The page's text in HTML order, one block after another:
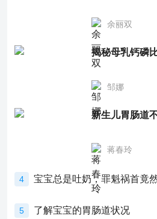
余丽双
揭秘母乳钙磷
邹娜
新生儿胃肠道
蒋春玲
4 宝宝总是吐奶，罪魁祸首竟
5 了解宝宝的胃肠道状况